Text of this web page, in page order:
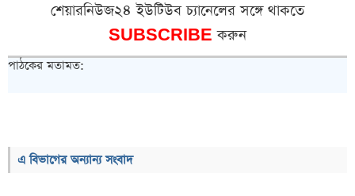
শেয়ারনিউজ২৪ ইউটিউব চ্যানেলের সঙ্গে থাকতে
SUBSCRIBEকরুন
পাঠকের মতামত:
এ বিভাগের অন্যান্য সংবাদ